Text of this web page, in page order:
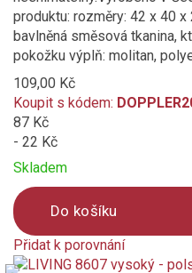
produktu: rozměry: 42 x 40
bavlněná směsová tkanina,
pokožku výplň: molitan,
109,00 Kč
Koupit s kódem:
87 Kč
- 22 Kč
Skladem
Do košíku
Přidat k porovnání
Product